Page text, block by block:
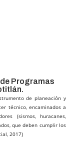
Programas
de planeación y
técnico, encaminados a
(sismos, huracanes,
que deben cumplir los
2017)